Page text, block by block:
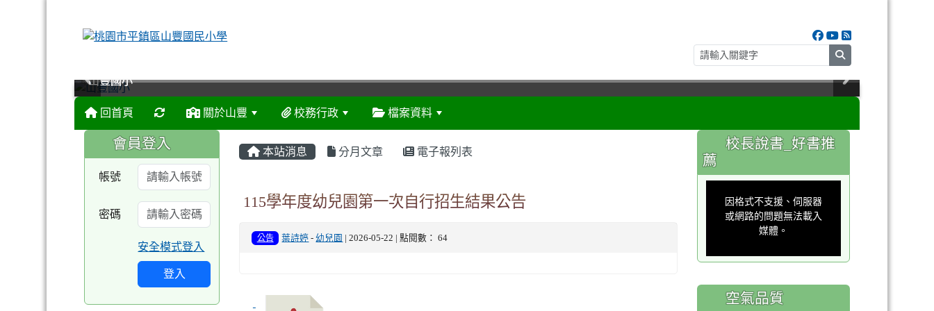
search
山豐國小
山豐國小
山豐國小
山豐國小
回首頁 關於山豐 校務行政 檔案資料
本站消息 分月文章 電子報列表
115學年度幼兒園第一次自行招生結果公告
公告 葉詩婷 -幼兒園 | 2026-05-22 | 點閱數： 64
:::
會員登入
帳號
密碼
安全模式登入
登入
:::
校長說書_好書推
薦
window.
因格式不支援、伺服器
或網路的問題無法載入
媒體。
空氣品質